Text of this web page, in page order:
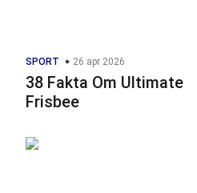
SPORT 26 apr 2026
38 Fakta Om Ultimate
Frisbee